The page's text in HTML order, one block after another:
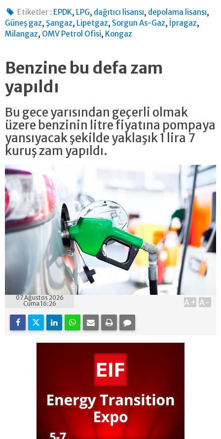
Etiketler : EPDK, LPG, dağıtıcı lisansı, depolama lisansı,
Güneş gaz, Şangaz, Lipetgaz, Sorgun As-Gaz, İpragaz,
Milangaz, OMV Petrol Ofisi, Kongaz
Benzine bu defa zam
yapıldı
Bu gece yarısından geçerli olmak
üzere benzinin litre fiyatına pompaya
yansıyacak şekilde yaklaşık 1 lira 7
kuruş zam yapıldı.
07 Ağustos 2026
Cuma 16:26
A+ A-